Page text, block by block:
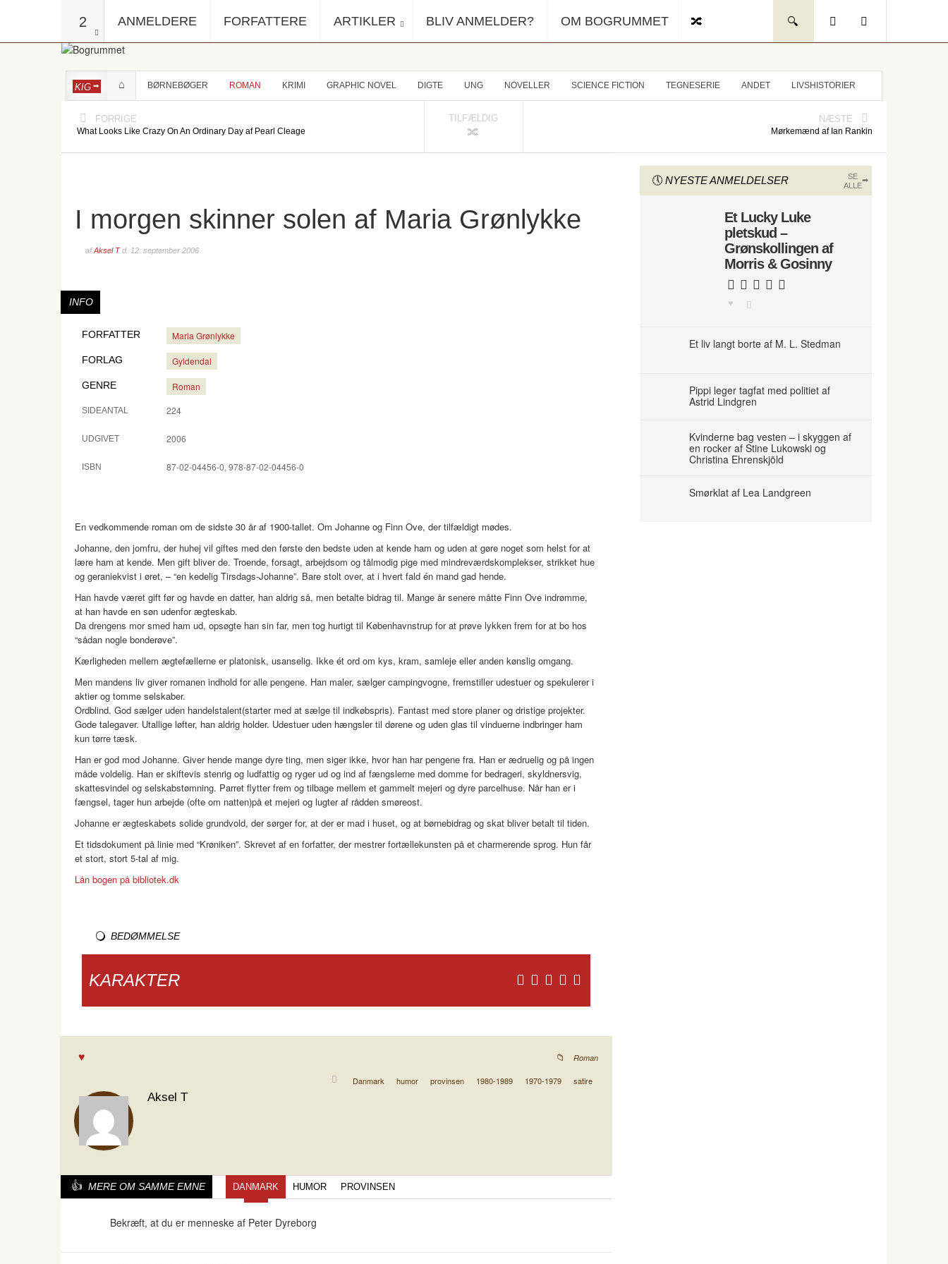
2 ANMELDERE FORFATTERE ARTIKLER BLIV ANMELDER? OM BOGRUMMET
KIG BØRNEBØGER ROMAN KRIMI GRAPHIC NOVEL DIGTE UNG NOVELLER SCIENCE FICTION TEGNESERIE ANDET LIVSHISTORIER
FORRIGE
What Looks Like Crazy On An Ordinary Day af Pearl Cleage
TILFÆLDIG NÆSTE
Mørkemænd af Ian Rankin
I morgen skinner solen af Maria Grønlykke
afAksel Td. 12. september 2006
INFO
FORFATTER Maria Grønlykke
FORLAG Gyldendal
GENRE Roman
SIDEANTAL 224
UDGIVET 2006
ISBN 87-02-04456-0, 978-87-02-04456-0
En vedkommende roman om de sidste 30 år af 1900-tallet. Om Johanne og Finn Ove, der tilfældigt mødes.
Johanne, den jomfru, der huhej vil giftes med den første den bedste uden at kende ham og uden at gøre noget som helst for at
lære ham at kende. Men gift bliver de. Troende, forsagt, arbejdsom og tålmodig pige med mindreværdskomplekser, strikket hue
og geraniekvist i øret, – “en kedelig Tirsdags-Johanne”. Bare stolt over, at i hvert fald én mand gad hende.
Han havde været gift før og havde en datter, han aldrig så, men betalte bidrag til. Mange år senere måtte Finn Ove indrømme,
at han havde en søn udenfor ægteskab.
Da drengens mor smed ham ud, opsøgte han sin far, men tog hurtigt til Københavnstrup for at prøve lykken frem for at bo hos
“sådan nogle bonderøve”.
Kærligheden mellem ægtefællerne er platonisk, usanselig. Ikke ét ord om kys, kram, samleje eller anden kønslig omgang.
Men mandens liv giver romanen indhold for alle pengene. Han maler, sælger campingvogne, fremstiller udestuer og spekulerer i
aktier og tomme selskaber.
Ordblind. God sælger uden handelstalent(starter med at sælge til indkøbspris). Fantast med store planer og dristige projekter.
Gode talegaver. Utallige løfter, han aldrig holder. Udestuer uden hængsler til dørene og uden glas til vinduerne indbringer ham
kun tørre tæsk.
Han er god mod Johanne. Giver hende mange dyre ting, men siger ikke, hvor han har pengene fra. Han er ædruelig og på ingen
måde voldelig. Han er skiftevis stenrig og ludfattig og ryger ud og ind af fængslerne med domme for bedrageri, skyldnersvig,
skattesvindel og selskabstømning. Parret flytter frem og tilbage mellem et gammelt mejeri og dyre parcelhuse. Når han er i
fængsel, tager hun arbejde (ofte om natten)på et mejeri og lugter af rådden smøreost.
Johanne er ægteskabets solide grundvold, der sørger for, at der er mad i huset, og at børnebidrag og skat bliver betalt til tiden.
Et tidsdokument på linie med “Krøniken”. Skrevet af en forfatter, der mestrer fortællekunsten på et charmerende sprog. Hun får
et stort, stort 5-tal af mig.
Lån bogen på bibliotek.dk
BEDØMMELSE
KARAKTER
Roman
Danmark humor provinsen 1980-1989 1970-1979 satire
Aksel T
MERE OM SAMME EMNE DANMARK HUMOR PROVINSEN
Bekræft, at du er menneske af Peter Dyreborg
NYESTE ANMELDELSER
SE
ALLE
Et Lucky Luke
pletskud –
Grønskollingen af
Morris & Gosinny
Et liv langt borte af M. L. Stedman
Pippi leger tagfat med politiet af
Astrid Lindgren
Kvinderne bag vesten – i skyggen af
en rocker af Stine Lukowski og
Christina Ehrenskjöld
Smørklat af Lea Landgreen